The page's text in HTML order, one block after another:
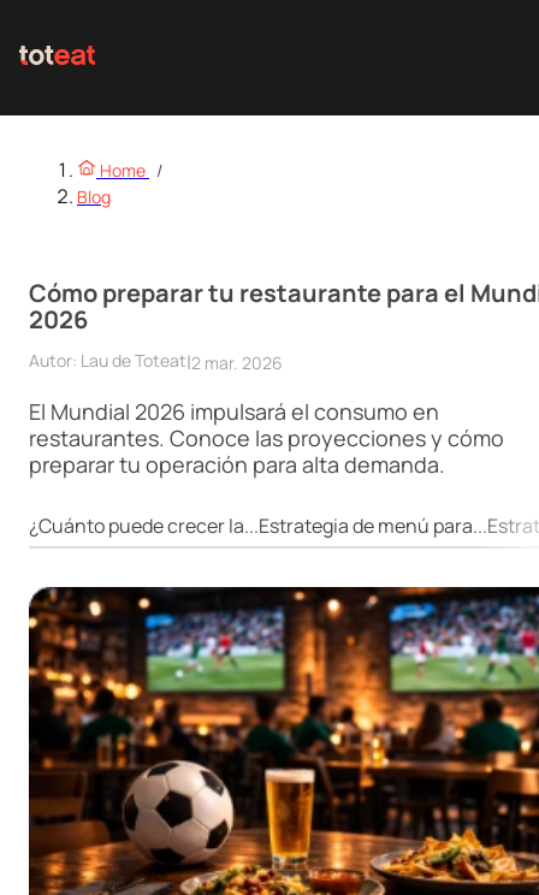
Home /
Blog
Cómo preparar tu restaurante para el
2026
Autor: Lau de Toteat|2 mar. 2026
El Mundial 2026 impulsará el consumo en
restaurantes. Conoce las proyecciones y cómo
preparar tu operación para alta demanda.
¿Cuánto puede crecer la...Estrategia de menú para...